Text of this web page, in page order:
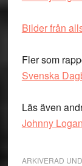
Bilder från
Fler som
Svenska
Läs även
Johnny Logan
ARKIVERAD